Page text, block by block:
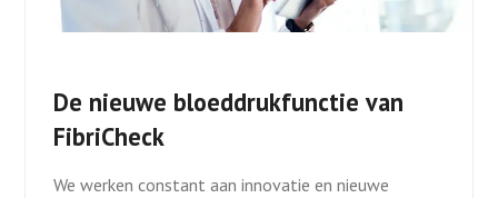
De nieuwe bloeddrukfunctie van
FibriCheck
We werken constant aan innovatie en nieuwe